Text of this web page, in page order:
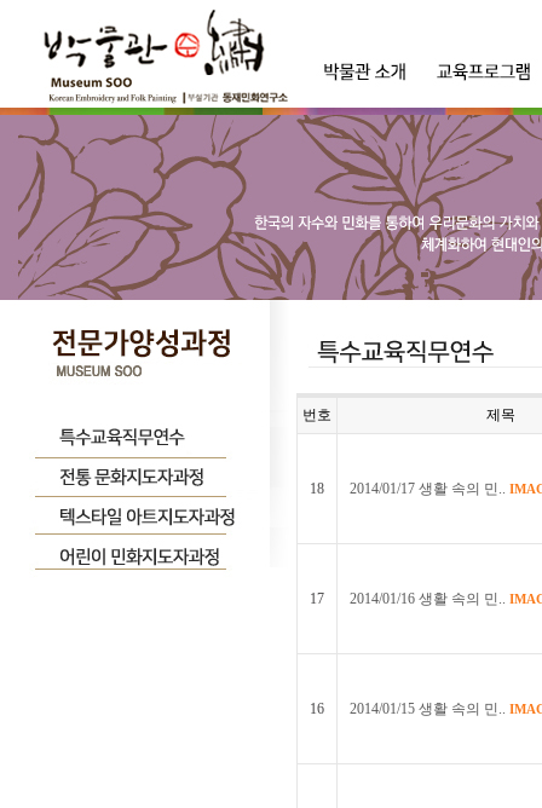
번호 제목
18 2014/01/17 생활 속의 민..
17 2014/01/16 생활 속의 민..
16 2014/01/15 생활 속의 민..